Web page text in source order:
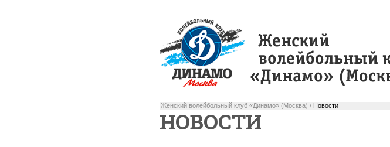
Женский волейбольный клуб «Динамо» (Москва) / Новости
НОВОСТИ